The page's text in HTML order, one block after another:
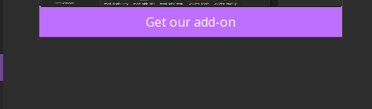
Get our add-on